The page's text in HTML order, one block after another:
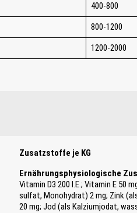
400-800
800-1200
1200-2000
Zusatzstoffe je KG
Ernährungsphysiologische
Vitamin D3 200 I.E.; Vitamin E 50
sulfat, Monohydrat) 2 mg; Zink
20 mg; Jod (als Kalziumjodat,